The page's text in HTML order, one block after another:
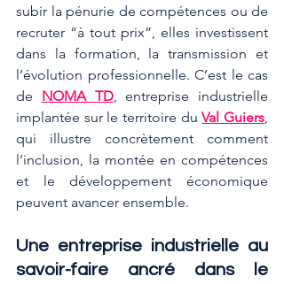
subir la pénurie de compétences ou de
recruter “à tout prix”, elles investissent
dans la formation, la transmission et
l’évolution professionnelle. C’est le cas
de NOMA TD, entreprise industrielle
implantée sur le territoire du Val Guiers,
qui illustre concrètement comment
l’inclusion, la montée en compétences
et le développement économique
peuvent avancer ensemble.
Une entreprise industrielle au
savoir-faire ancré dans le